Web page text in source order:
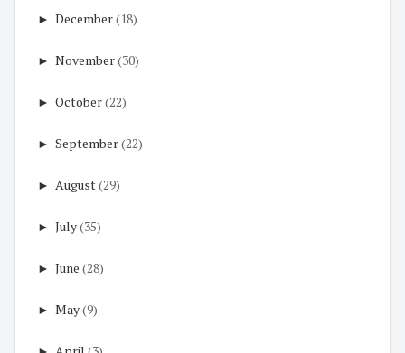
► December(18)
► November(30)
► October(22)
► September(22)
► August(29)
► July(35)
► June (28)
► May(9)